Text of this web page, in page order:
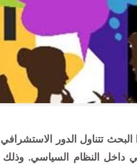
تتناول الدور
داخل النظام السياسي.